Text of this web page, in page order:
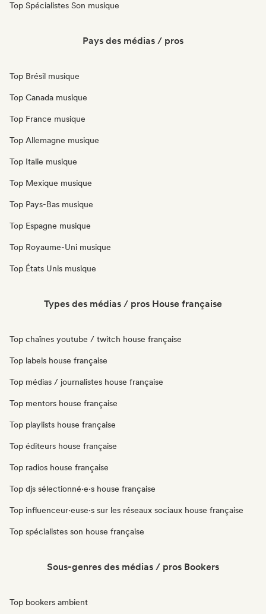
Top Spécialistes Son musique
Pays des médias / pros
Top Brésil musique
Top Canada musique
Top France musique
Top Allemagne musique
Top Italie musique
Top Mexique musique
Top Pays-Bas musique
Top Espagne musique
Top Royaume-Uni musique
Top États Unis musique
Types des médias / pros House française
Top chaînes youtube / twitch house française
Top labels house française
Top médias / journalistes house française
Top mentors house française
Top playlists house française
Top éditeurs house française
Top radios house française
Top djs sélectionné·e·s house française
Top influenceur·euse·s sur les réseaux sociaux house française
Top spécialistes son house française
Sous-genres des médias / pros Bookers
Top bookers ambient